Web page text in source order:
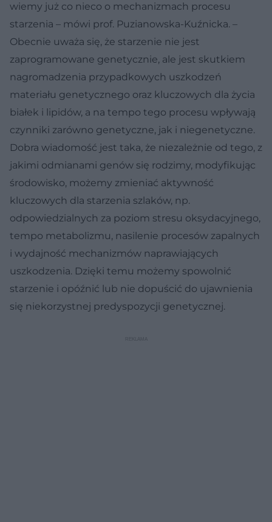
wiemy już co nieco o mechanizmach procesu
starzenia – mówi prof. Puzianowska-Kuźnicka. –
Obecnie uważa się, że starzenie nie jest
zaprogramowane genetycznie, ale jest skutkiem
nagromadzenia przypadkowych uszkodzeń
materiału genetycznego oraz kluczowych dla życia
białek i lipidów, a na tempo tego procesu wpływają
czynniki zarówno genetyczne, jak i niegenetyczne.
Dobra wiadomość jest taka, że niezależnie od tego, z
jakimi odmianami genów się rodzimy, modyfikując
środowisko, możemy zmieniać aktywność
kluczowych dla starzenia szlaków, np.
odpowiedzialnych za poziom stresu oksydacyjnego,
tempo metabolizmu, nasilenie procesów zapalnych
i wydajność mechanizmów naprawiających
uszkodzenia. Dzięki temu możemy spowolnić
starzenie i opóźnić lub nie dopuścić do ujawnienia
się niekorzystnej predyspozycji genetycznej.